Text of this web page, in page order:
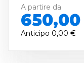
A partire da
650,00
Anticipo 0,00 €